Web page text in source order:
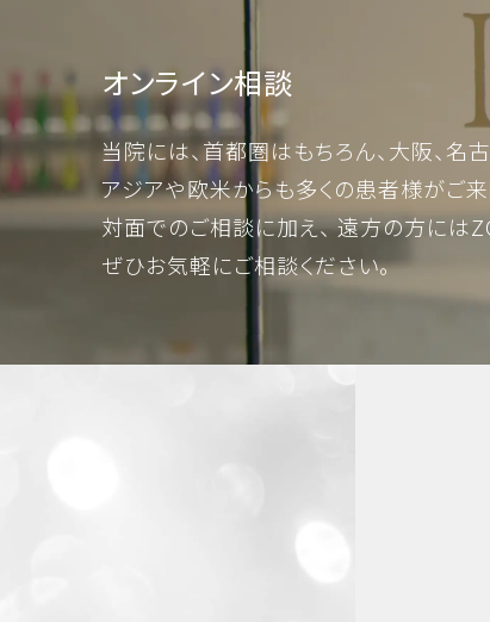
オンライン相談
当院には、首都圏はもちろん、大阪、名
アジアや欧米からも多くの患者様がご来
対面でのご相談に加え、 遠方の方には
ぜひお気軽にご相談ください。